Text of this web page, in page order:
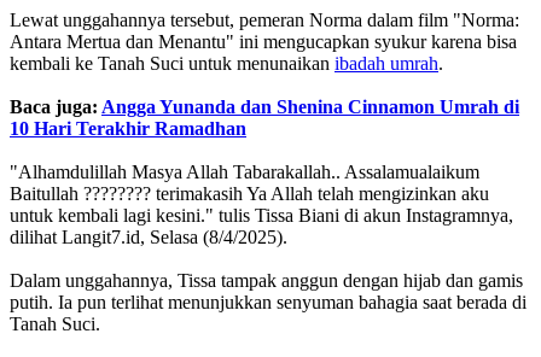
Lewat unggahannya tersebut, pemeran Norma dalam film "Norma:
Antara Mertua dan Menantu" ini mengucapkan syukur karena bisa
kembali ke Tanah Suci untuk menunaikan ibadah umrah.
Baca juga: Angga Yunanda dan Shenina Cinnamon Umrah di
10 Hari Terakhir Ramadhan
"Alhamdulillah Masya Allah Tabarakallah.. Assalamualaikum
Baitullah ???????? terimakasih Ya Allah telah mengizinkan aku
untuk kembali lagi kesini." tulis Tissa Biani di akun Instagramnya,
dilihat Langit7.id, Selasa (8/4/2025).
Dalam unggahannya, Tissa tampak anggun dengan hijab dan gamis
putih. Ia pun terlihat menunjukkan senyuman bahagia saat berada di
Tanah Suci.